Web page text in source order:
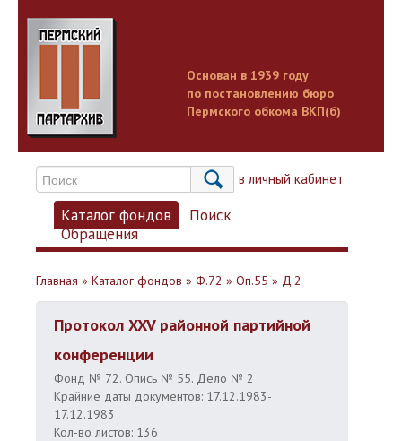
Основан в 1939 году
по постановлению бюро
Пермского обкома ВКП(б)
Вход в личный кабинет
Каталог фондов
Поиск
Обращения
Главная » Каталог фондов » Ф.72 » Оп.55 » Д.2
Протокол XXV районной партийной
конференции
Фонд № 72. Опись № 55. Дело № 2
Крайние даты документов: 17.12.1983-
17.12.1983
Кол-во листов: 136